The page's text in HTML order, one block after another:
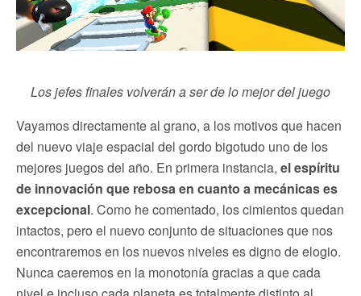
Los jefes finales volverán a ser de lo mejor del juego
Vayamos directamente al grano, a los motivos que hacen
del nuevo viaje espacial del gordo bigotudo uno de los
mejores juegos del año. En primera instancia, el espíritu
de innovación que rebosa en cuanto a mecánicas es
excepcional. Como he comentado, los cimientos quedan
intactos, pero el nuevo conjunto de situaciones que nos
encontraremos en los nuevos niveles es digno de elogio.
Nunca caeremos en la monotonía gracias a que cada